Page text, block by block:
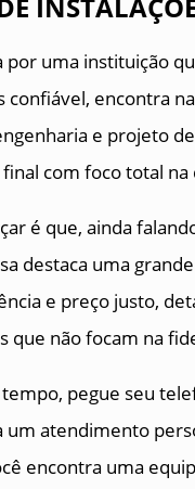
por uma instituição
confiável, encontra
e projeto
com foco total na
é que, ainda
destaca uma
e preço justo,
que não focam na
pegue seu
um atendimento
encontra uma